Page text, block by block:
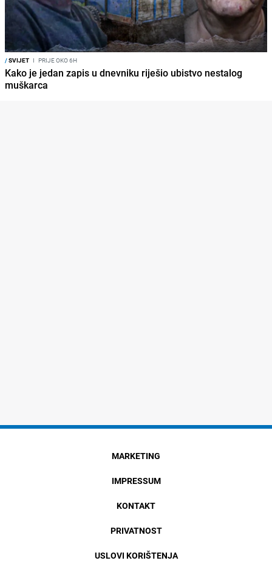
/SVIJET I PRIJE OKO 6H
Kako je jedan zapis u dnevniku riješio ubistvo nestalog
muškarca
MARKETING
IMPRESSUM
KONTAKT
PRIVATNOST
USLOVI KORIŠTENJA